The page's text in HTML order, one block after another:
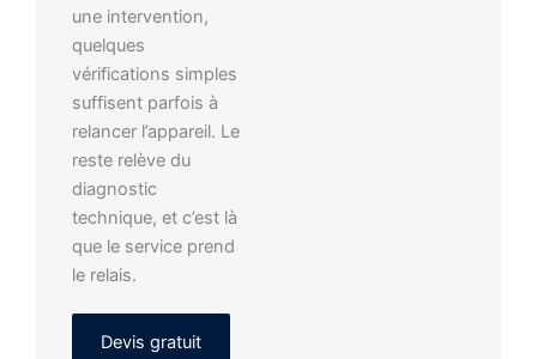
une intervention,
quelques
vérifications simples
suffisent parfois à
relancer l’appareil. Le
reste relève du
diagnostic
technique, et c’est là
que le service prend
le relais.
Devis gratuit